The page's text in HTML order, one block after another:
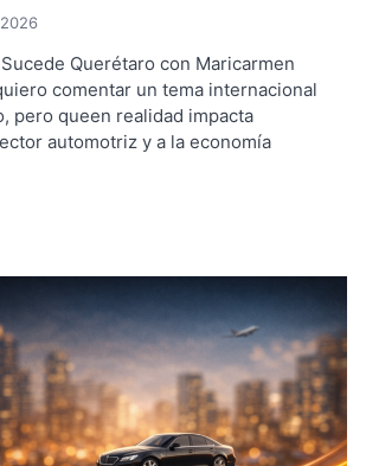
Querétaro con Maricarmen
comentar un tema internacional
pero queen realidad impacta
automotriz y a la economía